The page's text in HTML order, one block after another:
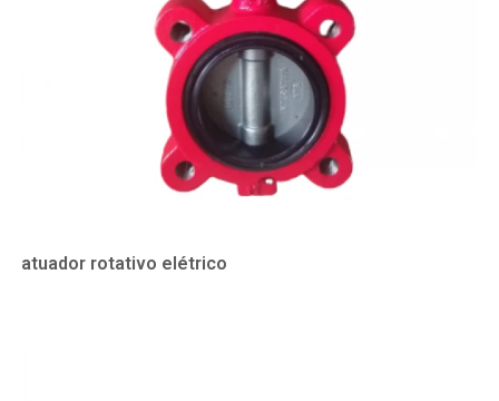
atuador rotativo elétrico